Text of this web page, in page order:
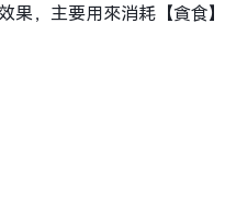
，主要用來消耗【貪食】